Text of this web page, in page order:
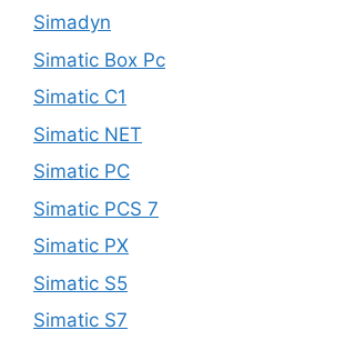
Simadyn
Simatic Box Pc
Simatic C1
Simatic NET
Simatic PC
Simatic PCS 7
Simatic PX
Simatic S5
Simatic S7